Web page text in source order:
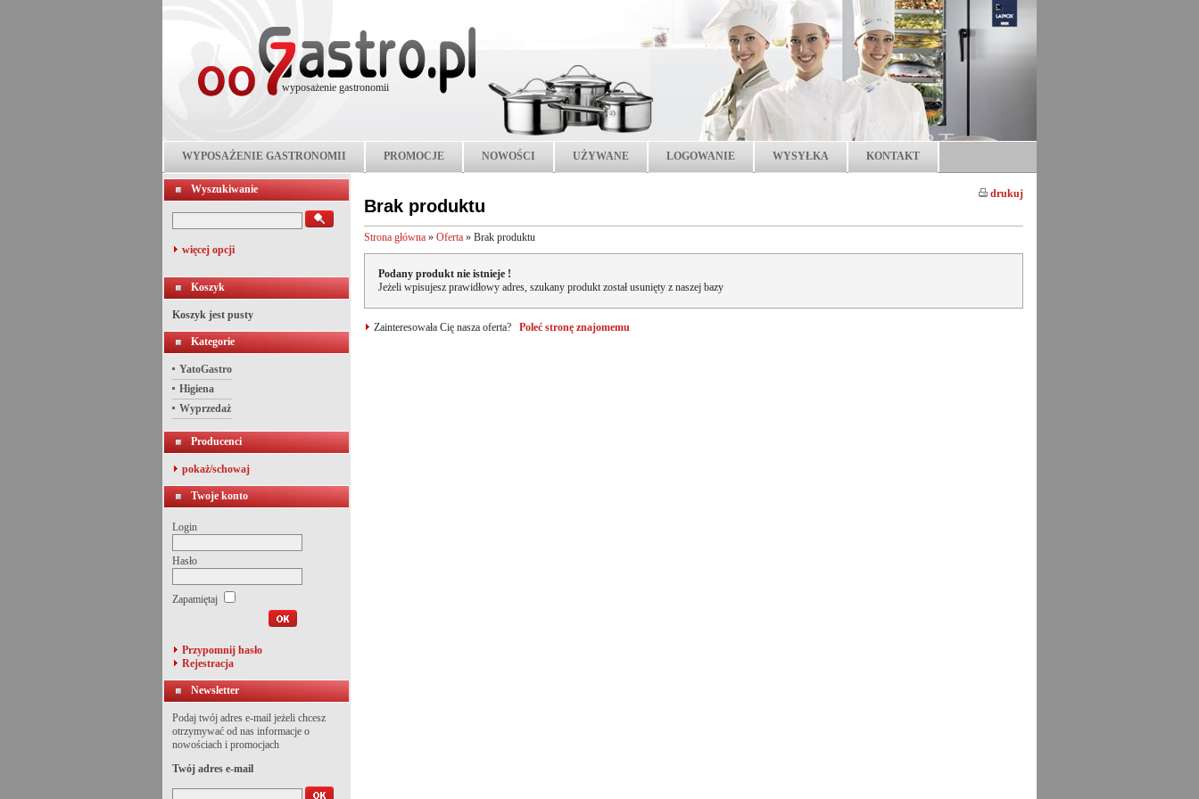
wyposażenie gastronomii
WYPOSAŻENIE GASTRONOMII PROMOCJE NOWOŚCI UŻYWANE LOGOWANIE WYSYŁKA KONTAKT
Wyszukiwanie
więcej opcji
Koszyk
Koszyk jest pusty
Kategorie
YatoGastro
Higiena
Wyprzedaż
Producenci
pokaż/schowaj
Twoje konto
Login
Hasło
Zapamiętaj
Przypomnij hasło
Rejestracja
Newsletter
Podaj twój adres e-mail jeżeli chcesz
otrzymywać od nas informacje o
nowościach i promocjach
Twój adres e-mail
drukuj
Brak produktu
Strona główna » Oferta » Brak produktu
Podany produkt nie istnieje !
Jeżeli wpisujesz prawidłowy adres, szukany produkt został usunięty z naszej bazy
Zainteresowała Cię nasza oferta? Poleć stronę znajomemu